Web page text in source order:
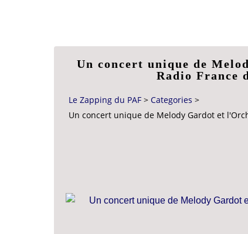
Un concert unique de
Radio France
Le Zapping du PAF > Categories >
Un concert unique de Melody Gardot et